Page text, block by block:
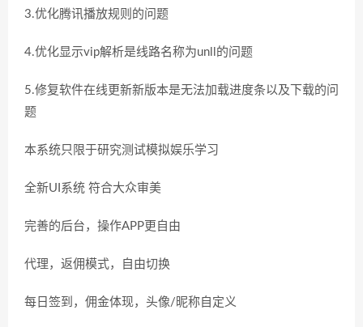
3.优化腾讯播放规则的问题
4.优化显示vip解析是线路名称为unll的问题
5.修复软件在线更新新版本是无法加载进度条以及下载的问
题
本系统只限于研究测试模拟娱乐学习
全新UI系统 符合大众审美
完善的后台，操作APP更自由
代理，返佣模式，自由切换
每日签到，佣金体现，头像/昵称自定义